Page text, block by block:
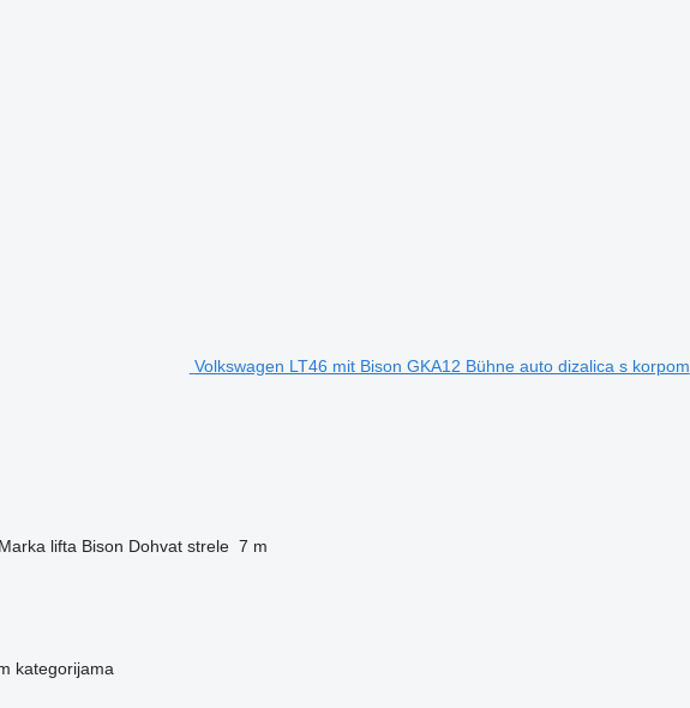
Volkswagen LT46 mit Bison GKA12 Bühne auto dizalica s korpom
lifta Bison Dohvat strele 7 m
kategorijama